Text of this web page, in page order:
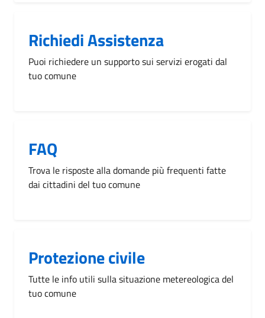
Richiedi Assistenza
Puoi richiedere un supporto sui servizi erogati dal
tuo comune
FAQ
Trova le risposte alla domande più frequenti fatte
dai cittadini del tuo comune
Protezione civile
Tutte le info utili sulla situazione metereologica del
tuo comune